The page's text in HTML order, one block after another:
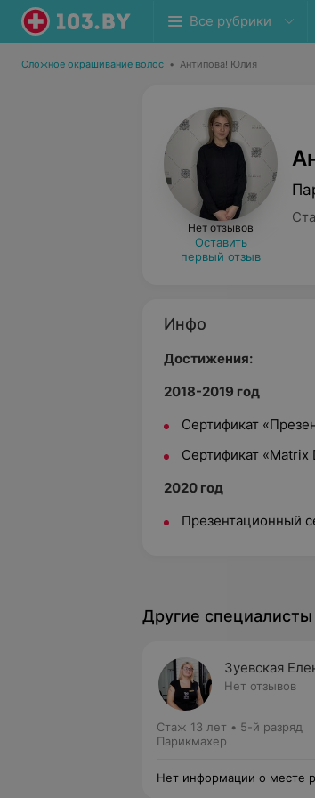
Все рубрики
Сложное окрашивание волос • Антипова! Юлия
Нет отзывов
Оставить
первый отзыв
Инфо
Достижения:
2018-2019 год
Сертификат
Сертификат «Matrix
2020 год
Презентационный
Другие специалисты
Зуевская
Нет отзывов
Стаж 13 лет • 5-й разряд
Парикмахер
Нет информации о месте